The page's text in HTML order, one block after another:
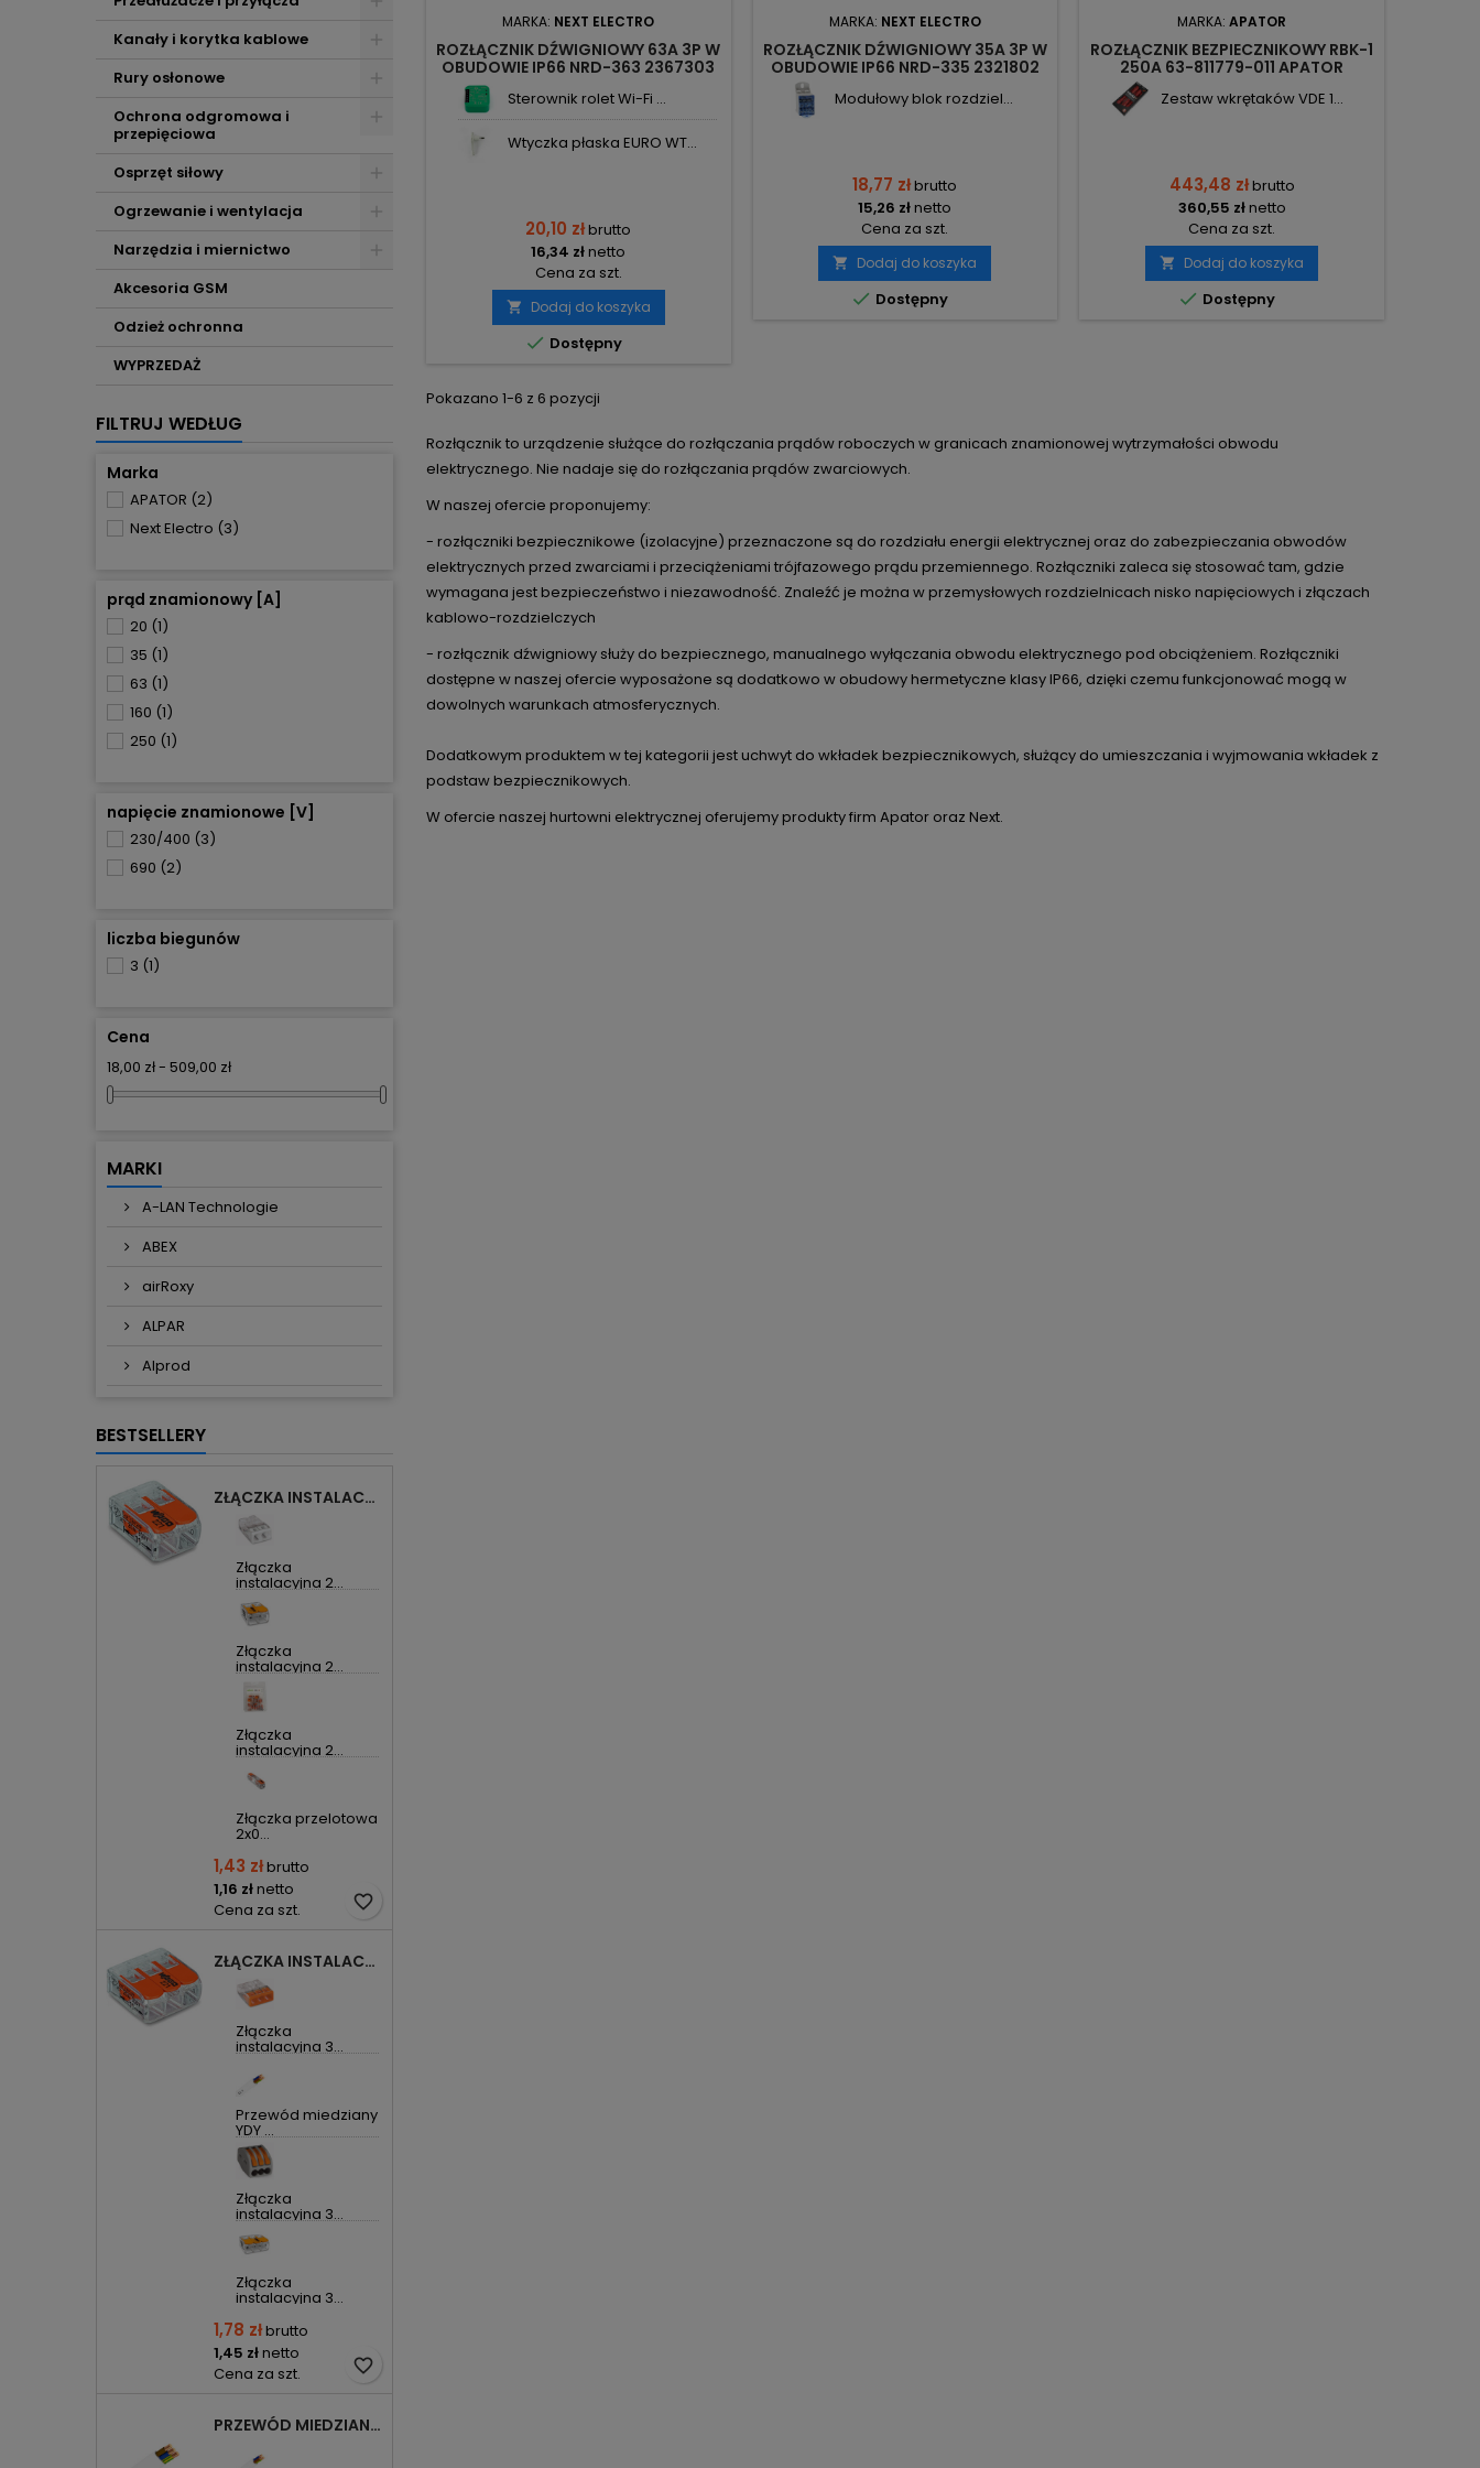
Kanały i korytka kablowe
Rury osłonowe
Ochrona odgromowa i
przepięciowa
Osprzęt siłowy
Ogrzewanie i wentylacja
Narzędzia i miernictwo
Akcesoria GSM
Odzież ochronna
WYPRZEDAŻ
FILTRUJ WEDŁUG
Marka
APATOR (2)
Next Electro (3)
prąd znamionowy [A]
20 (1)
35 (1)
63 (1)
160 (1)
250 (1)
napięcie znamionowe [V]
230/400 (3)
690 (2)
liczba biegunów
3 (1)
Cena
18,00 zł - 509,00 zł
MARKI
A-LAN Technologie
ABEX
airRoxy
ALPAR
Alprod
BESTSELLERY
ZŁĄCZKA INSTALACYJNA 2X UNIWERSALNA COMPACT 221-412 WAGO
Złączka
instalacyjna 2...
Złączka
instalacyjna 2...
Złączka
instalacyjna 2...
Złączka przelotowa
2x0...
1,43 złbrutto
1,16 złnetto
Cena za szt.
favorite_border
ZŁĄCZKA INSTALACYJNA 3X UNIWERSALNA COMPACT 221-413 WAGO
Złączka
instalacyjna 3...
Przewód miedziany
YDY ...
Złączka
instalacyjna 3...
Złączka
instalacyjna 3...
1,78 złbrutto
1,45 złnetto
Cena za szt.
favorite_border
PRZEWÓD MIEDZIANY YDYP DRUT 3X1,5MM2 ŻO 450/750V
MARKA: NEXT ELECTRO
ROZŁĄCZNIK DŹWIGNIOWY 63A 3P W
OBUDOWIE IP66 NRD-363 2367303
Sterownik rolet Wi-Fi ...
Wtyczka płaska EURO WT...
20,10 złbrutto
16,34 złnetto
Cena za szt.
 Dodaj do koszyka
 Dostępny
MARKA: NEXT ELECTRO
ROZŁĄCZNIK DŹWIGNIOWY 35A 3P W
OBUDOWIE IP66 NRD-335 2321802
Modułowy blok rozdziel...
18,77 złbrutto
15,26 złnetto
Cena za szt.
 Dodaj do koszyka
 Dostępny
MARKA:APATOR
ROZŁĄCZNIK BEZPIECZNIKOWY RBK-1
250A 63-811779-011 APATOR
Zestaw wkrętaków VDE 1...
443,48 złbrutto
360,55 złnetto
Cena za szt.
 Dodaj do koszyka
 Dostępny
Pokazano 1-6 z 6 pozycji
Rozłącznik to urządzenie służące do rozłączania prądów roboczych w granicach znamionowej wytrzymałości obwodu
elektrycznego. Nie nadaje się do rozłączania prądów zwarciowych.
W naszej ofercie proponujemy:
- rozłączniki bezpiecznikowe (izolacyjne) przeznaczone są do rozdziału energii elektrycznej oraz do zabezpieczania obwodów
elektrycznych przed zwarciami i przeciążeniami trójfazowego prądu przemiennego. Rozłączniki zaleca się stosować tam, gdzie
wymagana jest bezpieczeństwo i niezawodność. Znaleźć je można w przemysłowych rozdzielnicach nisko napięciowych i złączach
kablowo-rozdzielczych
- rozłącznik dźwigniowy służy do bezpiecznego, manualnego wyłączania obwodu elektrycznego pod obciążeniem. Rozłączniki
dostępne w naszej ofercie wyposażone są dodatkowo w obudowy hermetyczne klasy IP66, dzięki czemu funkcjonować mogą w
dowolnych warunkach atmosferycznych.
Dodatkowym produktem w tej kategorii jest uchwyt do wkładek bezpiecznikowych, służący do umieszczania i wyjmowania wkładek z
podstaw bezpiecznikowych.
W ofercie naszej hurtowni elektrycznej oferujemy produkty firm Apator oraz Next.